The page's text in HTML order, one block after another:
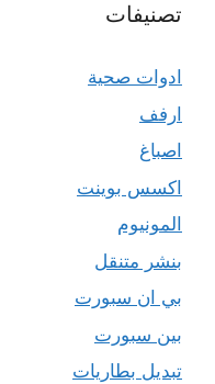
تصنيفات
ادوات صحية
ارفف
اصباغ
اكسس بوينت
المونيوم
بنشر متنقل
بي ان سبورت
بين سبورت
تبديل بطاريات